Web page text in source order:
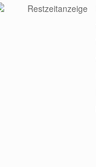
Restzeitanzeige